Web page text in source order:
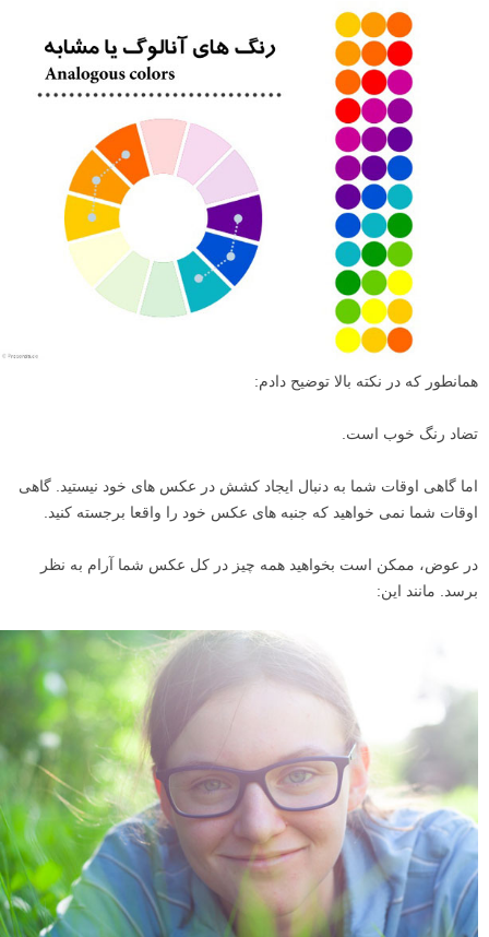
همانطور که در نکته بالا توضیح دادم:
تضاد رنگ خوب است.
اما گاهی اوقات شما به دنبال ایجاد کشش در عکس های خود نیستید. گاهی
اوقات شما نمی خواهید که جنبه های عکس خود را واقعا برجسته کنید.
در عوض، ممکن است بخواهید همه چیز در کل عکس شما آرام به نظر
برسد. مانند این: